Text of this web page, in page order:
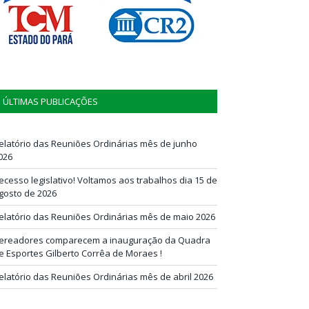
ÚLTIMAS PUBLICAÇÕES
das Reuniões Ordinárias mês de junho
legislativo! Voltamos aos trabalhos dia 15 de
de 2026
das Reuniões Ordinárias mês de maio 2026
comparecem a inauguração da Quadra
Esportes Gilberto Corrêa de Moraes !
das Reuniões Ordinárias mês de abril 2026